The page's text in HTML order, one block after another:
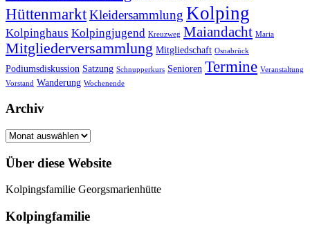
HüttenmarktKleidersammlung Kolping
Kolpinghaus Kolpingjugend Kreuzweg Maiandacht Maria
Mitgliederversammlung Mitgliedschaft Osnabrück
Podiumsdiskussion Satzung Schnupperkurs Senioren Termine Veranstaltung
Vorstand Wanderung Wochenende
Archiv
Archiv
Über diese Website
Kolpingsfamilie Georgsmarienhütte
Kolpingfamilie